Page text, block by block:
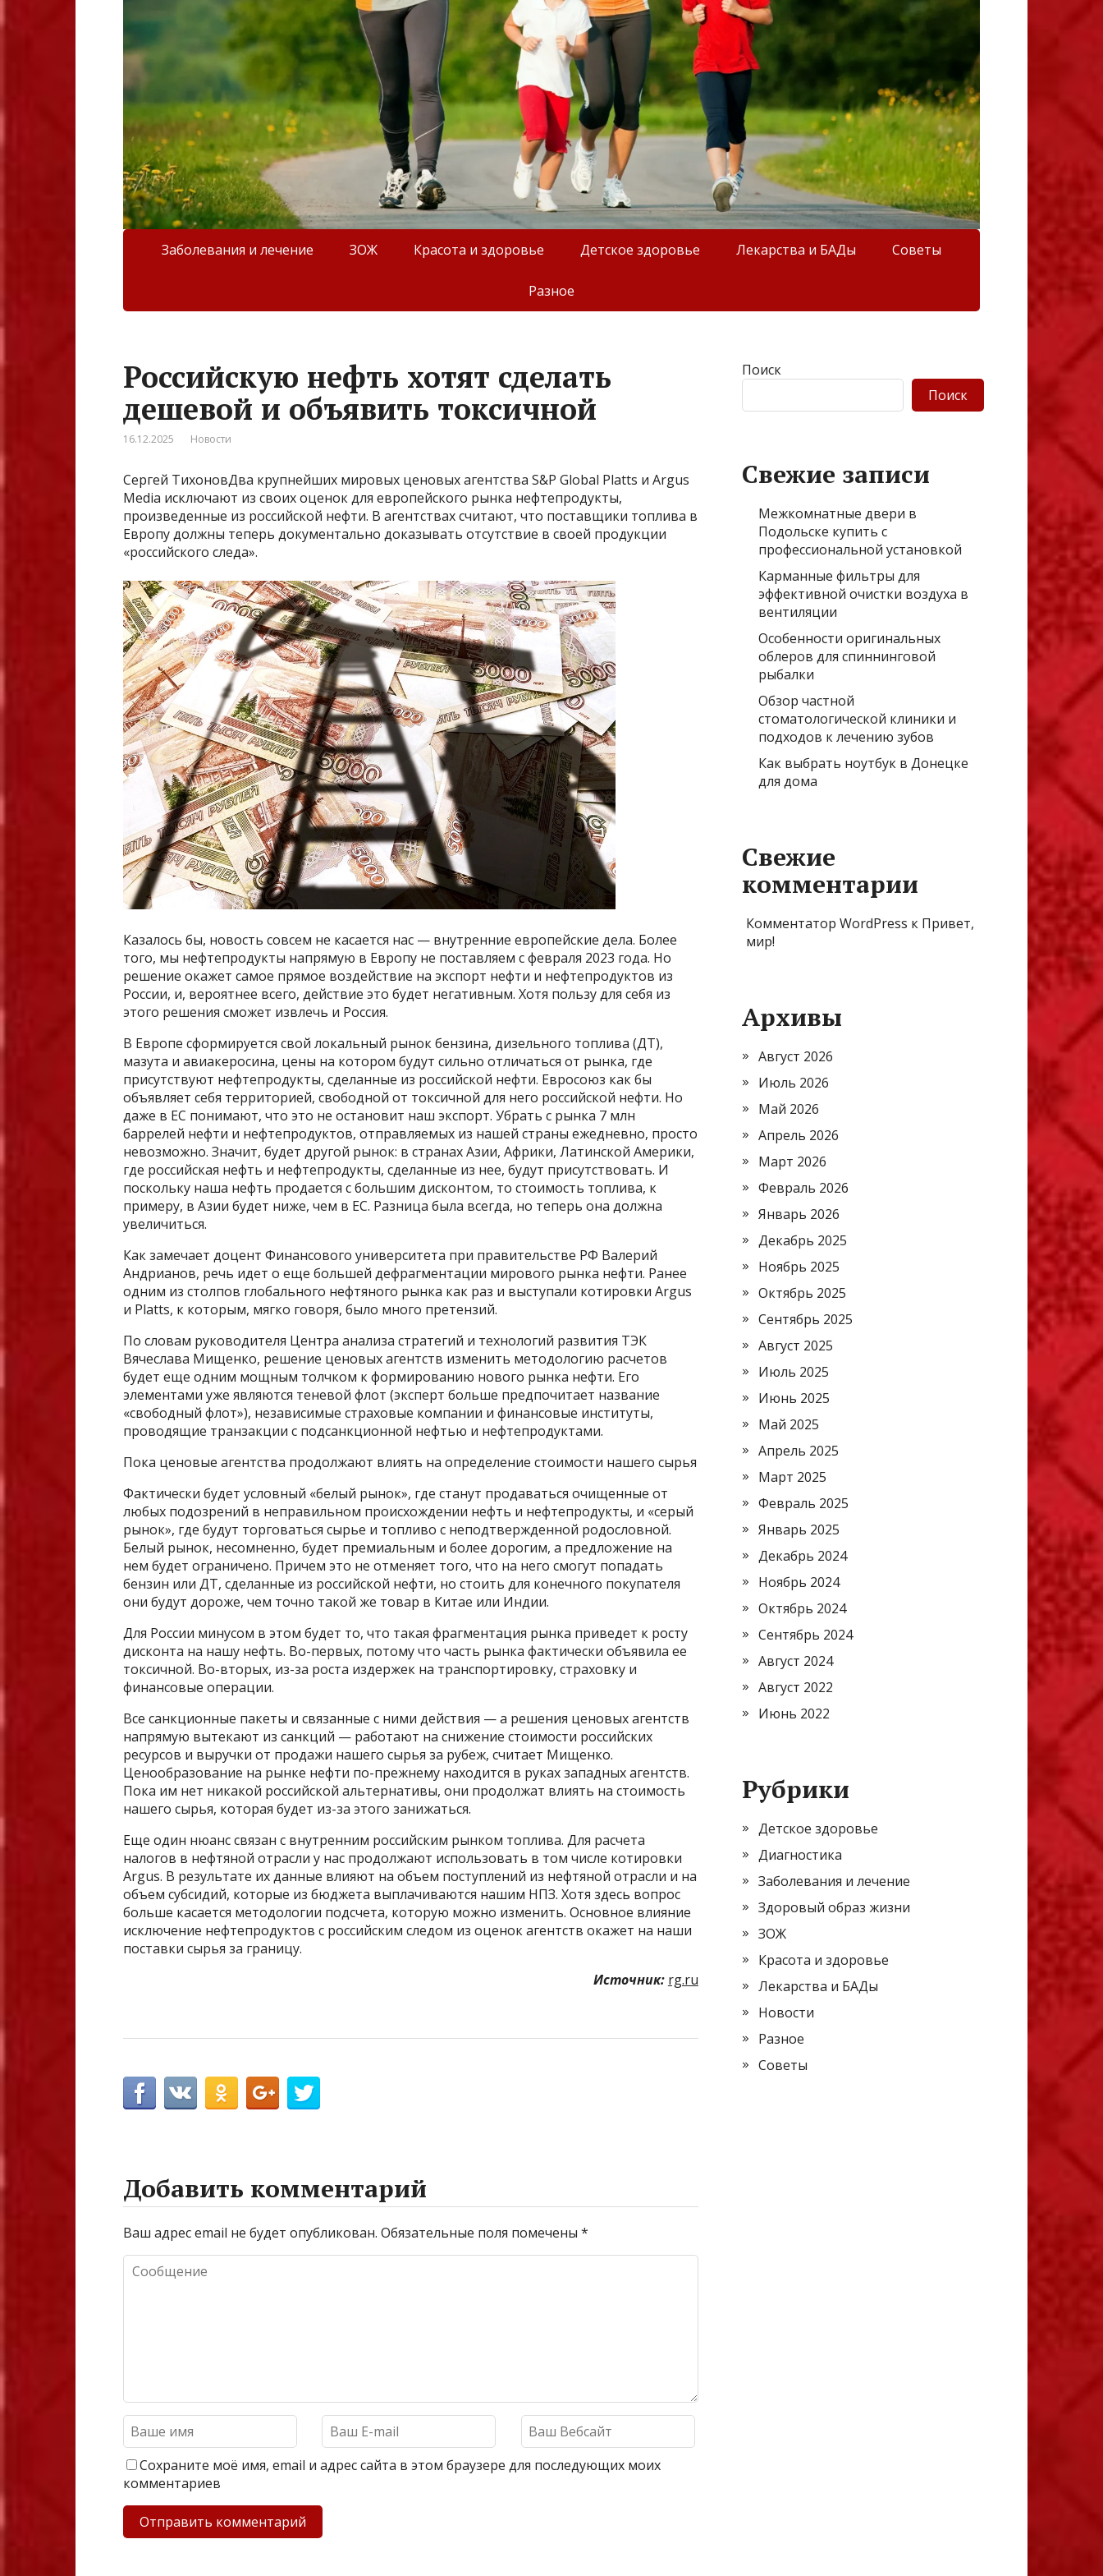
Заболевания и лечение ЗОЖ Красота и здоровье Детское здоровье Лекарства и БАДы Советы
Разное
Российскую нефть хотят сделать
дешевой и объявить токсичной
16.12.2025 Новости
Сергей ТихоновДва крупнейших мировых ценовых агентства S&P Global Platts и Argus
Media исключают из своих оценок для европейского рынка нефтепродукты,
произведенные из российской нефти. В агентствах считают, что поставщики топлива в
Европу должны теперь документально доказывать отсутствие в своей продукции
«российского следа».
Казалось бы, новость совсем не касается нас — внутренние европейские дела. Более
того, мы нефтепродукты напрямую в Европу не поставляем с февраля 2023 года. Но
решение окажет самое прямое воздействие на экспорт нефти и нефтепродуктов из
России, и, вероятнее всего, действие это будет негативным. Хотя пользу для себя из
этого решения сможет извлечь и Россия.
В Европе сформируется свой локальный рынок бензина, дизельного топлива (ДТ),
мазута и авиакеросина, цены на котором будут сильно отличаться от рынка, где
присутствуют нефтепродукты, сделанные из российской нефти. Евросоюз как бы
объявляет себя территорией, свободной от токсичной для него российской нефти. Но
даже в ЕС понимают, что это не остановит наш экспорт. Убрать с рынка 7 млн
баррелей нефти и нефтепродуктов, отправляемых из нашей страны ежедневно, просто
невозможно. Значит, будет другой рынок: в странах Азии, Африки, Латинской Америки,
где российская нефть и нефтепродукты, сделанные из нее, будут присутствовать. И
поскольку наша нефть продается с большим дисконтом, то стоимость топлива, к
примеру, в Азии будет ниже, чем в ЕС. Разница была всегда, но теперь она должна
увеличиться.
Как замечает доцент Финансового университета при правительстве РФ Валерий
Андрианов, речь идет о еще большей дефрагментации мирового рынка нефти. Ранее
одним из столпов глобального нефтяного рынка как раз и выступали котировки Argus
и Platts, к которым, мягко говоря, было много претензий.
По словам руководителя Центра анализа стратегий и технологий развития ТЭК
Вячеслава Мищенко, решение ценовых агентств изменить методологию расчетов
будет еще одним мощным толчком к формированию нового рынка нефти. Его
элементами уже являются теневой флот (эксперт больше предпочитает название
«свободный флот»), независимые страховые компании и финансовые институты,
проводящие транзакции с подсанкционной нефтью и нефтепродуктами.
Пока ценовые агентства продолжают влиять на определение стоимости нашего сырья
Фактически будет условный «белый рынок», где станут продаваться очищенные от
любых подозрений в неправильном происхождении нефть и нефтепродукты, и «серый
рынок», где будут торговаться сырье и топливо с неподтвержденной родословной.
Белый рынок, несомненно, будет премиальным и более дорогим, а предложение на
нем будет ограничено. Причем это не отменяет того, что на него смогут попадать
бензин или ДТ, сделанные из российской нефти, но стоить для конечного покупателя
они будут дороже, чем точно такой же товар в Китае или Индии.
Для России минусом в этом будет то, что такая фрагментация рынка приведет к росту
дисконта на нашу нефть. Во-первых, потому что часть рынка фактически объявила ее
токсичной. Во-вторых, из-за роста издержек на транспортировку, страховку и
финансовые операции.
Все санкционные пакеты и связанные с ними действия — а решения ценовых агентств
напрямую вытекают из санкций — работают на снижение стоимости российских
ресурсов и выручки от продажи нашего сырья за рубеж, считает Мищенко.
Ценообразование на рынке нефти по-прежнему находится в руках западных агентств.
Пока им нет никакой российской альтернативы, они продолжат влиять на стоимость
нашего сырья, которая будет из-за этого занижаться.
Еще один нюанс связан с внутренним российским рынком топлива. Для расчета
налогов в нефтяной отрасли у нас продолжают использовать в том числе котировки
Argus. В результате их данные влияют на объем поступлений из нефтяной отрасли и на
объем субсидий, которые из бюджета выплачиваются нашим НПЗ. Хотя здесь вопрос
больше касается методологии подсчета, которую можно изменить. Основное влияние
исключение нефтепродуктов с российским следом из оценок агентств окажет на наши
поставки сырья за границу.
Источник: rg.ru
Добавить комментарий
Ваш адрес email не будет опубликован. Обязательные поля помечены *
Сохраните моё имя, email и адрес сайта в этом браузере для последующих моих
комментариев
Поиск
Поиск
Свежие записи
Межкомнатные двери в
Подольске купить с
профессиональной установкой
Карманные фильтры для
эффективной очистки воздуха в
вентиляции
Особенности оригинальных
облеров для спиннинговой
рыбалки
Обзор частной
стоматологической клиники и
подходов к лечению зубов
Как выбрать ноутбук в Донецке
для дома
Свежие
комментарии
Комментатор WordPress к Привет,
мир!
Архивы
Август 2026
Июль 2026
Май 2026
Апрель 2026
Март 2026
Февраль 2026
Январь 2026
Декабрь 2025
Ноябрь 2025
Октябрь 2025
Сентябрь 2025
Август 2025
Июль 2025
Июнь 2025
Май 2025
Апрель 2025
Март 2025
Февраль 2025
Январь 2025
Декабрь 2024
Ноябрь 2024
Октябрь 2024
Сентябрь 2024
Август 2024
Август 2022
Июнь 2022
Рубрики
Детское здоровье
Диагностика
Заболевания и лечение
Здоровый образ жизни
ЗОЖ
Красота и здоровье
Лекарства и БАДы
Новости
Разное
Советы